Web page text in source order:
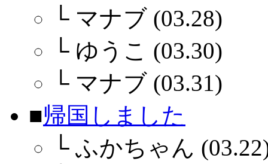
└ マナブ (03.28)
└ ゆうこ (03.30)
└ マナブ (03.31)
■帰国しました
└ ふかちゃん